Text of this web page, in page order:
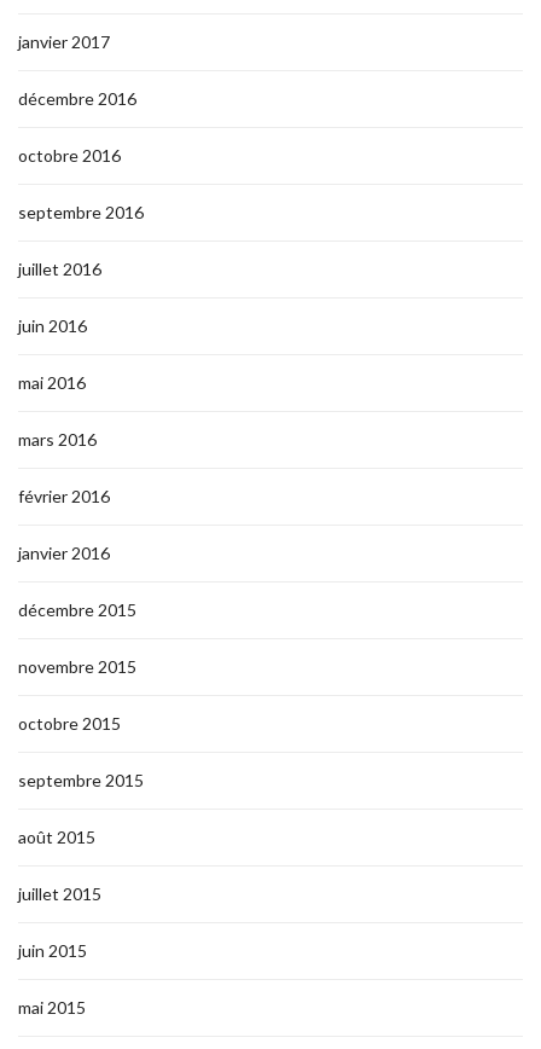
janvier 2017
décembre 2016
octobre 2016
septembre 2016
juillet 2016
juin 2016
mai 2016
mars 2016
février 2016
janvier 2016
décembre 2015
novembre 2015
octobre 2015
septembre 2015
août 2015
juillet 2015
juin 2015
mai 2015